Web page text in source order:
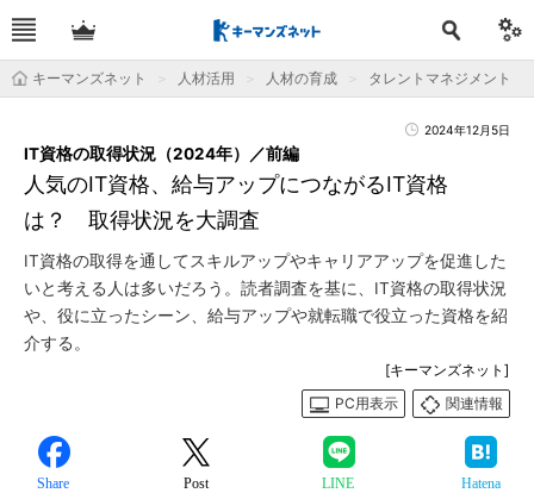
キーマンズネット 人材活用 人材の育成 タレントマネジメント
2024年12月5日
人気のIT資格、給与アップにつながるIT資格
は？ 取得状況を大調査
IT資格の取得状況（2024年）／前編
IT資格の取得を通してスキルアップやキャリアアップを促進した
いと考える人は多いだろう。読者調査を基に、IT資格の取得状況
や、役に立ったシーン、給与アップや就転職で役立った資格を紹
介する。
[キーマンズネット]
PC用表示
関連情報
Share Post LINE Hatena